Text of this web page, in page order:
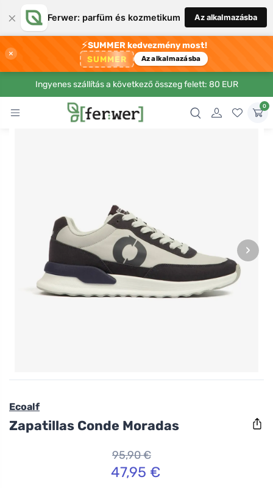
× Ferwer: parfüm és kozmetikum Az alkalmazásba
×
⚡SUMMER kedvezmény most!
SUMMER Az alkalmazásba
Ingyenes szállítás a következő összeg felett: 80 EUR
0
›
Ecoalf
Zapatillas Conde Moradas
95,90 €
47,95 €